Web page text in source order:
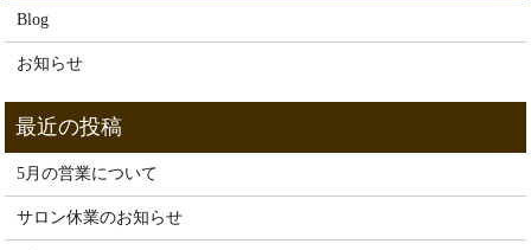
Blog
お知らせ
5月の営業について
サロン休業のお知らせ